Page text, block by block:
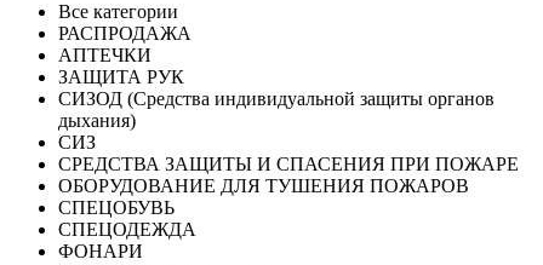
Все категории
РАСПРОДАЖА
АПТЕЧКИ
ЗАЩИТА РУК
СИЗОД (Средства индивидуальной защиты органов
дыхания)
СИЗ
СРЕДСТВА ЗАЩИТЫ И СПАСЕНИЯ ПРИ ПОЖАРЕ
ОБОРУДОВАНИЕ ДЛЯ ТУШЕНИЯ ПОЖАРОВ
СПЕЦОБУВЬ
СПЕЦОДЕЖДА
ФОНАРИ